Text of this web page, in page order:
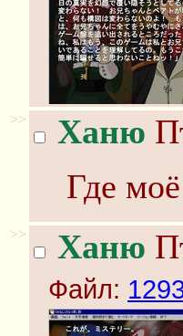
>> Ханю
Где
>> Ханю
Файл: